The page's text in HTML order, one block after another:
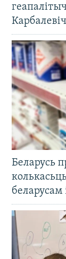
Карбалевіч
Беларусь
беларусам